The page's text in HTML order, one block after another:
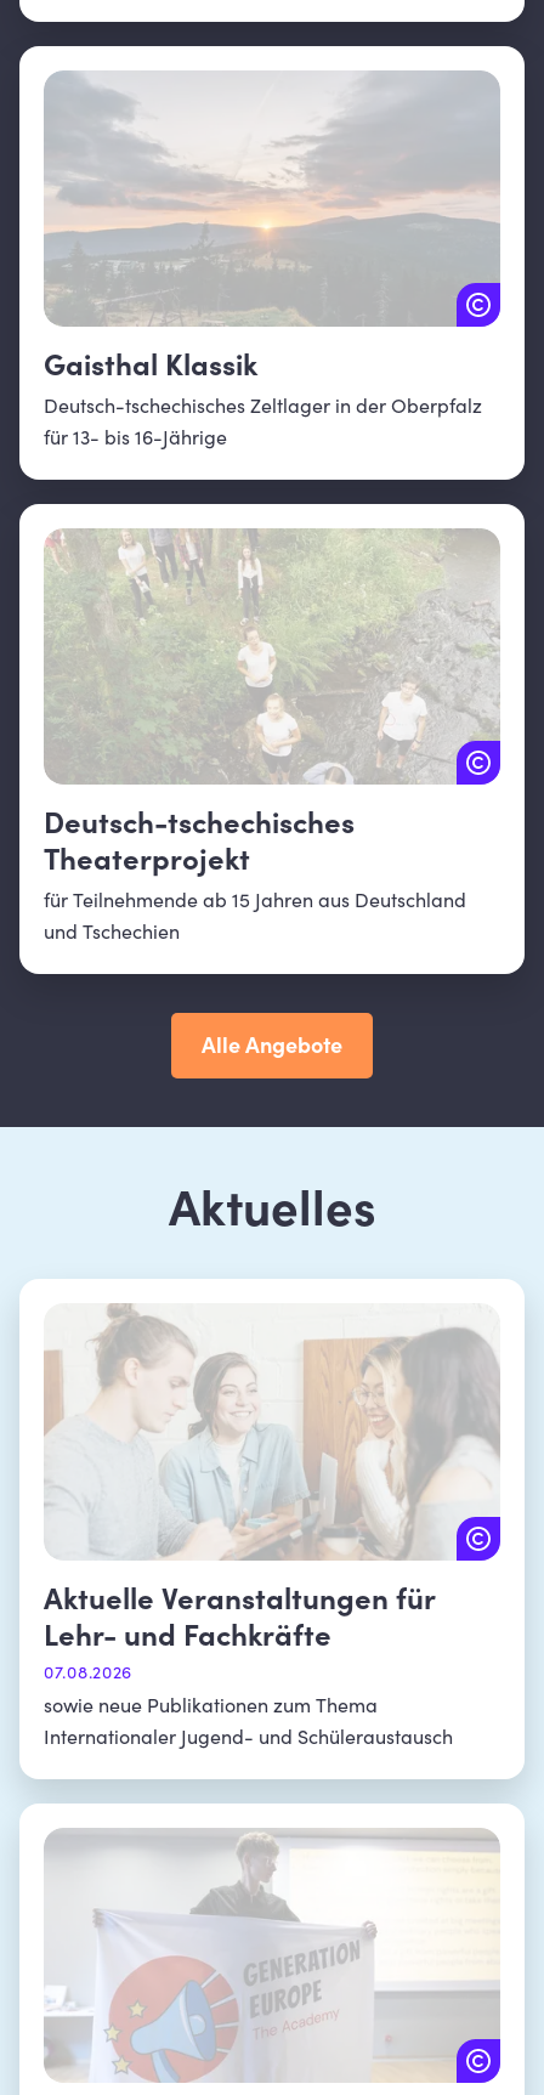
Gaisthal Klassik
Deutsch-tschechisches Zeltlager in der Oberpfalz
für 13- bis 16-Jährige
Deutsch-tschechisches
Theaterprojekt
für Teilnehmende ab 15 Jahren aus Deutschland
und Tschechien
Alle Angebote
Aktuelles
Aktuelle Veranstaltungen für
Lehr- und Fachkräfte
07.08.2026
sowie neue Publikationen zum Thema
Internationaler Jugend- und Schüleraustausch